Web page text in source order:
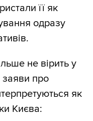
її як
одразу
не вірить у
заяви про
як
Києва: